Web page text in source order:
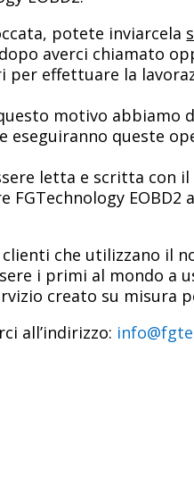
potete inviarcela
averci chiamato
effettuare la
motivo abbiamo
eseguiranno queste
letta e scritta con
EOBD2
che utilizzano il
i primi al mondo a
creato su misura
all’indirizzo: